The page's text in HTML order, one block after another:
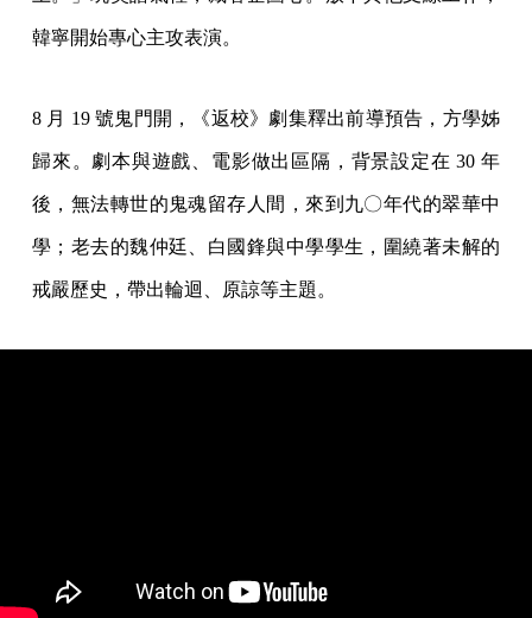
韓寧開始專心主攻表演。
8 月 19 號鬼門開，《返校》劇集釋出前導預告，方學姊
歸來。劇本與遊戲、電影做出區隔，背景設定在 30 年
後，無法轉世的鬼魂留存人間，來到九〇年代的翠華中
學；老去的魏仲廷、白國鋒與中學學生，圍繞著未解的
戒嚴歷史，帶出輪迴、原諒等主題。